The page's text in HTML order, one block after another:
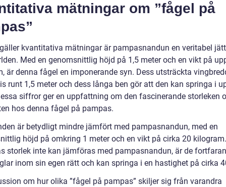
mätningar om ”fågel på
kvantitativa mätningar är pampasnandun en veritabel
Med en genomsnittlig höjd på 1,5 meter och en vikt på
är denna fågel en imponerande syn. Dess utsträckta
runt 1,5 meter och dess långa ben gör att den kan springa i
siffror ger en uppfattning om den fascinerande storleken
hos denna fågel på pampas.
är betydligt mindre jämfört med pampasnandun, med en
höjd på omkring 1 meter och en vikt på cirka 20
storlek inte kan jämföras med pampasnandun, är de
inom sin egen rätt och kan springa i en hastighet på cirka
om hur olika ”fågel på pampas” skiljer sig från varandra